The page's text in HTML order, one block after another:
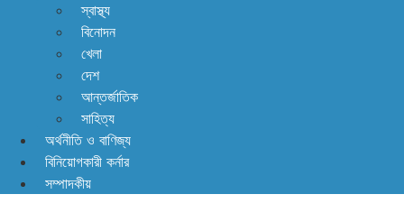
স্বাস্থ্য
বিনোদন
খেলা
দেশ
আন্তর্জাতিক
সাহিত্য
অর্থনীতি ও বাণিজ্য
বিনিয়োগকারী কর্নার
সম্পাদকীয়